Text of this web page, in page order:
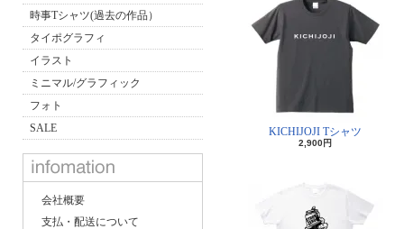
時事Tシャツ(過去の作品）
タイポグラフィ
イラスト
ミニマル/グラフィック
フォト
SALE
会社概要
支払・配送について
KICHIJOJI Tシャツ
2,900円